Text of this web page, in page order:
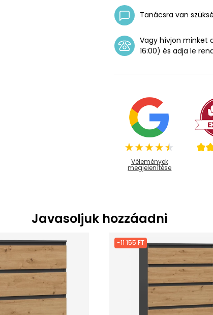
Tanácsra van
Vagy hívjon minket
16:00) és adja le
Vélemények
megjelenítése
Javasoljuk hozzáadni
-11 155 FT